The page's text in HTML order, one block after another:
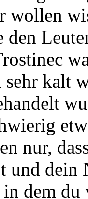
wollen
den
kalt
nur,
und
in dem